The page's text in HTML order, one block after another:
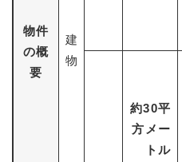
物件
の概
要
建
物
約30平
方メー
トル